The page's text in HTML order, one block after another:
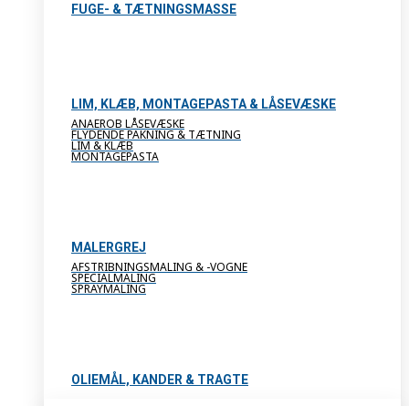
FUGE- & TÆTNINGSMASSE
LIM, KLÆB, MONTAGEPASTA & LÅSEVÆSKE
ANAEROB LÅSEVÆSKE
FLYDENDE PAKNING & TÆTNING
LIM & KLÆB
MONTAGEPASTA
MALERGREJ
AFSTRIBNINGSMALING & -VOGNE
SPECIALMALING
SPRAYMALING
OLIEMÅL, KANDER & TRAGTE